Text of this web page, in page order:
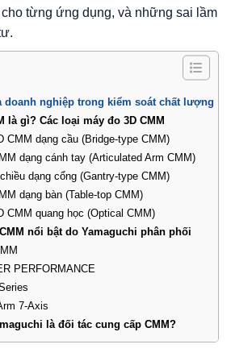
từng ứng dụng, và những sai lầm
doanh nghiệp trong kiểm soát chất lượng
là gì? Các loại máy đo 3D CMM
CMM dạng cầu (Bridge-type CMM)
dạng cánh tay (Articulated Arm CMM)
dạng cổng (Gantry-type CMM)
dạng bàn (Table-top CMM)
CMM quang học (Optical CMM)
nổi bật do Yamaguchi phân phối
PERFORMANCE
7-Axis
là đối tác cung cấp CMM?